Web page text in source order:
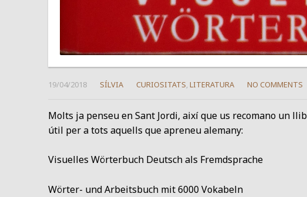
19/04/2018 SÍLVIA CURIOSITATS, LITERATURA NO COMMENTS
Molts ja penseu en Sant Jordi, així que us recomano un
útil per a tots aquells que apreneu alemany:
Visuelles Wörterbuch Deutsch als Fremdsprache
Wörter- und Arbeitsbuch mit 6000 Vokabeln